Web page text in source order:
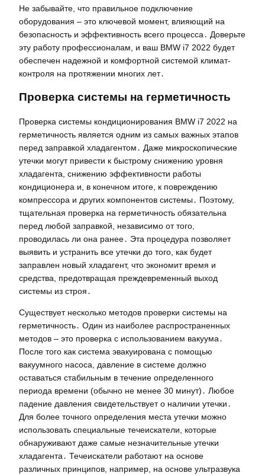
Не забывайте, что правильное подключение
оборудования – это ключевой момент, влияющий на
безопасность и эффективность всего процесса․ Доверьте
эту работу профессионалам, и ваш BMW i7 2022 будет
обеспечен надежной и комфортной системой климат-
контроля на протяжении многих лет․
Проверка системы на герметичность
Проверка системы кондиционирования BMW i7 2022 на
герметичность является одним из самых важных этапов
перед заправкой хладагентом․ Даже микроскопические
утечки могут привести к быстрому снижению уровня
хладагента, снижению эффективности работы
кондиционера и, в конечном итоге, к повреждению
компрессора и других компонентов системы․ Поэтому,
тщательная проверка на герметичность обязательна
перед любой заправкой, независимо от того,
проводилась ли она ранее․ Эта процедура позволяет
выявить и устранить все утечки до того, как будет
заправлен новый хладагент, что экономит время и
средства, предотвращая преждевременный выход
системы из строя․
Существует несколько методов проверки системы на
герметичность․ Один из наиболее распространенных
методов – это проверка с использованием вакуума․
После того как система эвакуирована с помощью
вакуумного насоса, давление в системе должно
оставаться стабильным в течение определенного
периода времени (обычно не менее 30 минут)․ Любое
падение давления свидетельствует о наличии утечки․
Для более точного определения места утечки можно
использовать специальные течеискатели, которые
обнаруживают даже самые незначительные утечки
хладагента․ Течеискатели работают на основе
различных принципов, например, на основе ультразвука